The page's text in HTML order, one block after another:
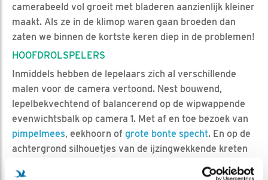
camerabeeld vol groeit met bladeren aanzienlijk kleiner
maakt. Als ze in de klimop waren gaan broeden dan
zaten we binnen de kortste keren diep in de problemen!
HOOFDROLSPELERS
Inmiddels hebben de lepelaars zich al verschillende
malen voor de camera vertoond. Nest bouwend,
lepelbekvechtend of balancerend op de wipwappende
evenwichtsbalk op camera 1. Met af en toe bezoek van
pimpelmees, eekhoorn of grote bonte specht. En op de
achtergrond silhouetjes van de ijzingwekkende kreten